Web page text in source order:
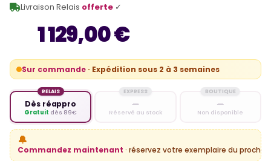
1 129,00 €
Sur commande · Expédition sous 2 à 3 semaines
RELAIS
Dès réappro
Gratuit dès 89€
EXPRESS
—
Réservé au stock
BOUTIQUE
—
Non disponible
🔔
Commandez maintenant · réservez votre exemplaire du
Livraison Relais offerte ✓